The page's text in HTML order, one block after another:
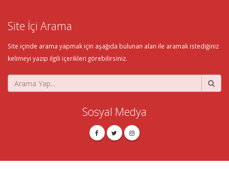
Site İçi Arama
Site içinde arama yapmak için aşağıda bulunan alan ile aramak istediğiniz
kelimeyi yazıp ilgili içerikleri görebilirsiniz.
Sosyal Medya